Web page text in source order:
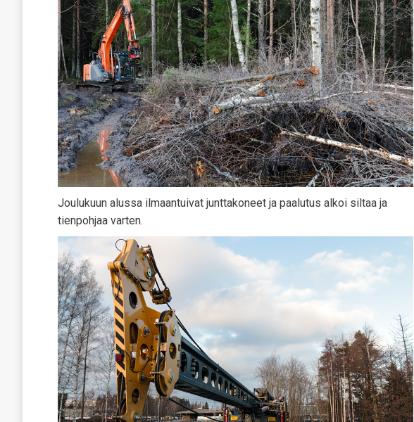
Joulukuun alussa ilmaantuivat junttakoneet ja paalutus alkoi siltaa ja
tienpohjaa varten.